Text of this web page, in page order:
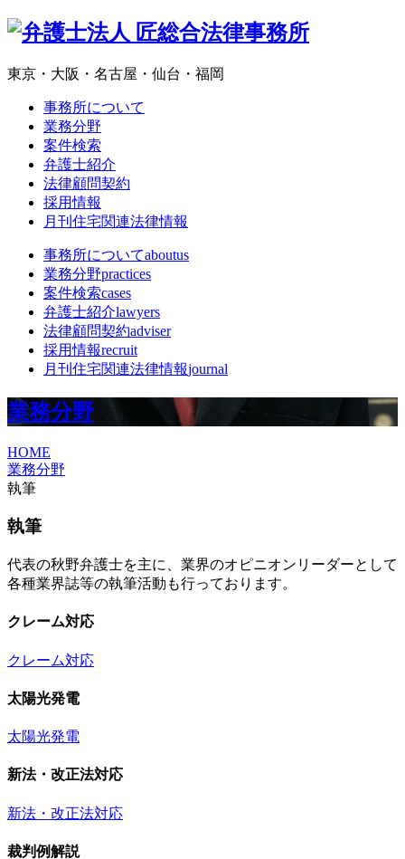
東京・大阪・名古屋・仙台・福岡
事務所について
業務分野
案件検索
弁護士紹介
法律顧問契約
採用情報
月刊住宅関連法律情報
事務所についてaboutus
業務分野practices
案件検索cases
弁護士紹介lawyers
法律顧問契約adviser
採用情報recruit
月刊住宅関連法律情報journal
業務分野
HOME
業務分野
執筆
執筆
代表の秋野弁護士を主に、業界のオピニオンリーダーとして
各種業界誌等の執筆活動も行っております。
クレーム対応
クレーム対応
太陽光発電
太陽光発電
新法・改正法対応
新法・改正法対応
裁判例解説